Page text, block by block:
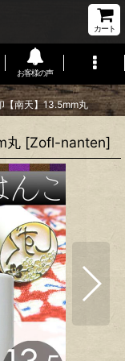
カート
お客様の声
【南天】13.5mm丸
丸 [Zofl-nanten]